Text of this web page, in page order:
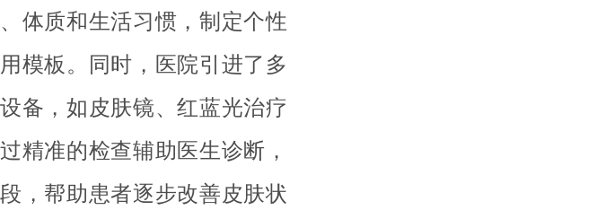
体质和生活习惯，制定个性
模板。同时，医院引进了多
备，如皮肤镜、红蓝光治疗
精准的检查辅助医生诊断，
，帮助患者逐步改善皮肤状